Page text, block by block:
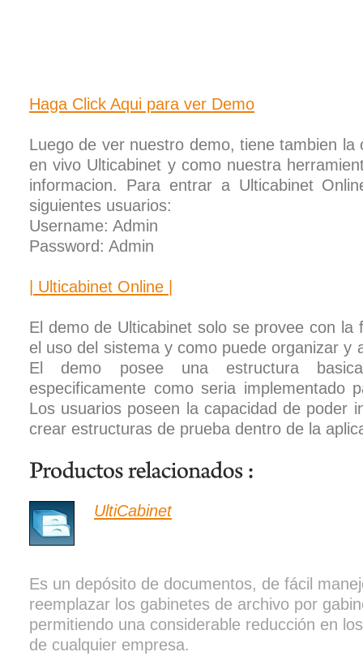
Haga Click Aqui para ver Demo
Luego de ver nuestro demo, tiene tambien la
en vivo Ulticabinet y como nuestra
informacion. Para entrar a Ulticabinet
siguientes usuarios:
Username: Admin
Password: Admin
| Ulticabinet Online |
El demo de Ulticabinet solo se provee con la
el uso del sistema y como puede organizar y
El demo posee una estructura
especificamente como seria implementado
Los usuarios poseen la capacidad de poder
crear estructuras de prueba dentro de la
UltiCabinet
Es un depósito de documentos, de fácil
reemplazar los gabinetes de archivo por
permitiendo una considerable reducción en
de cualquier empresa.